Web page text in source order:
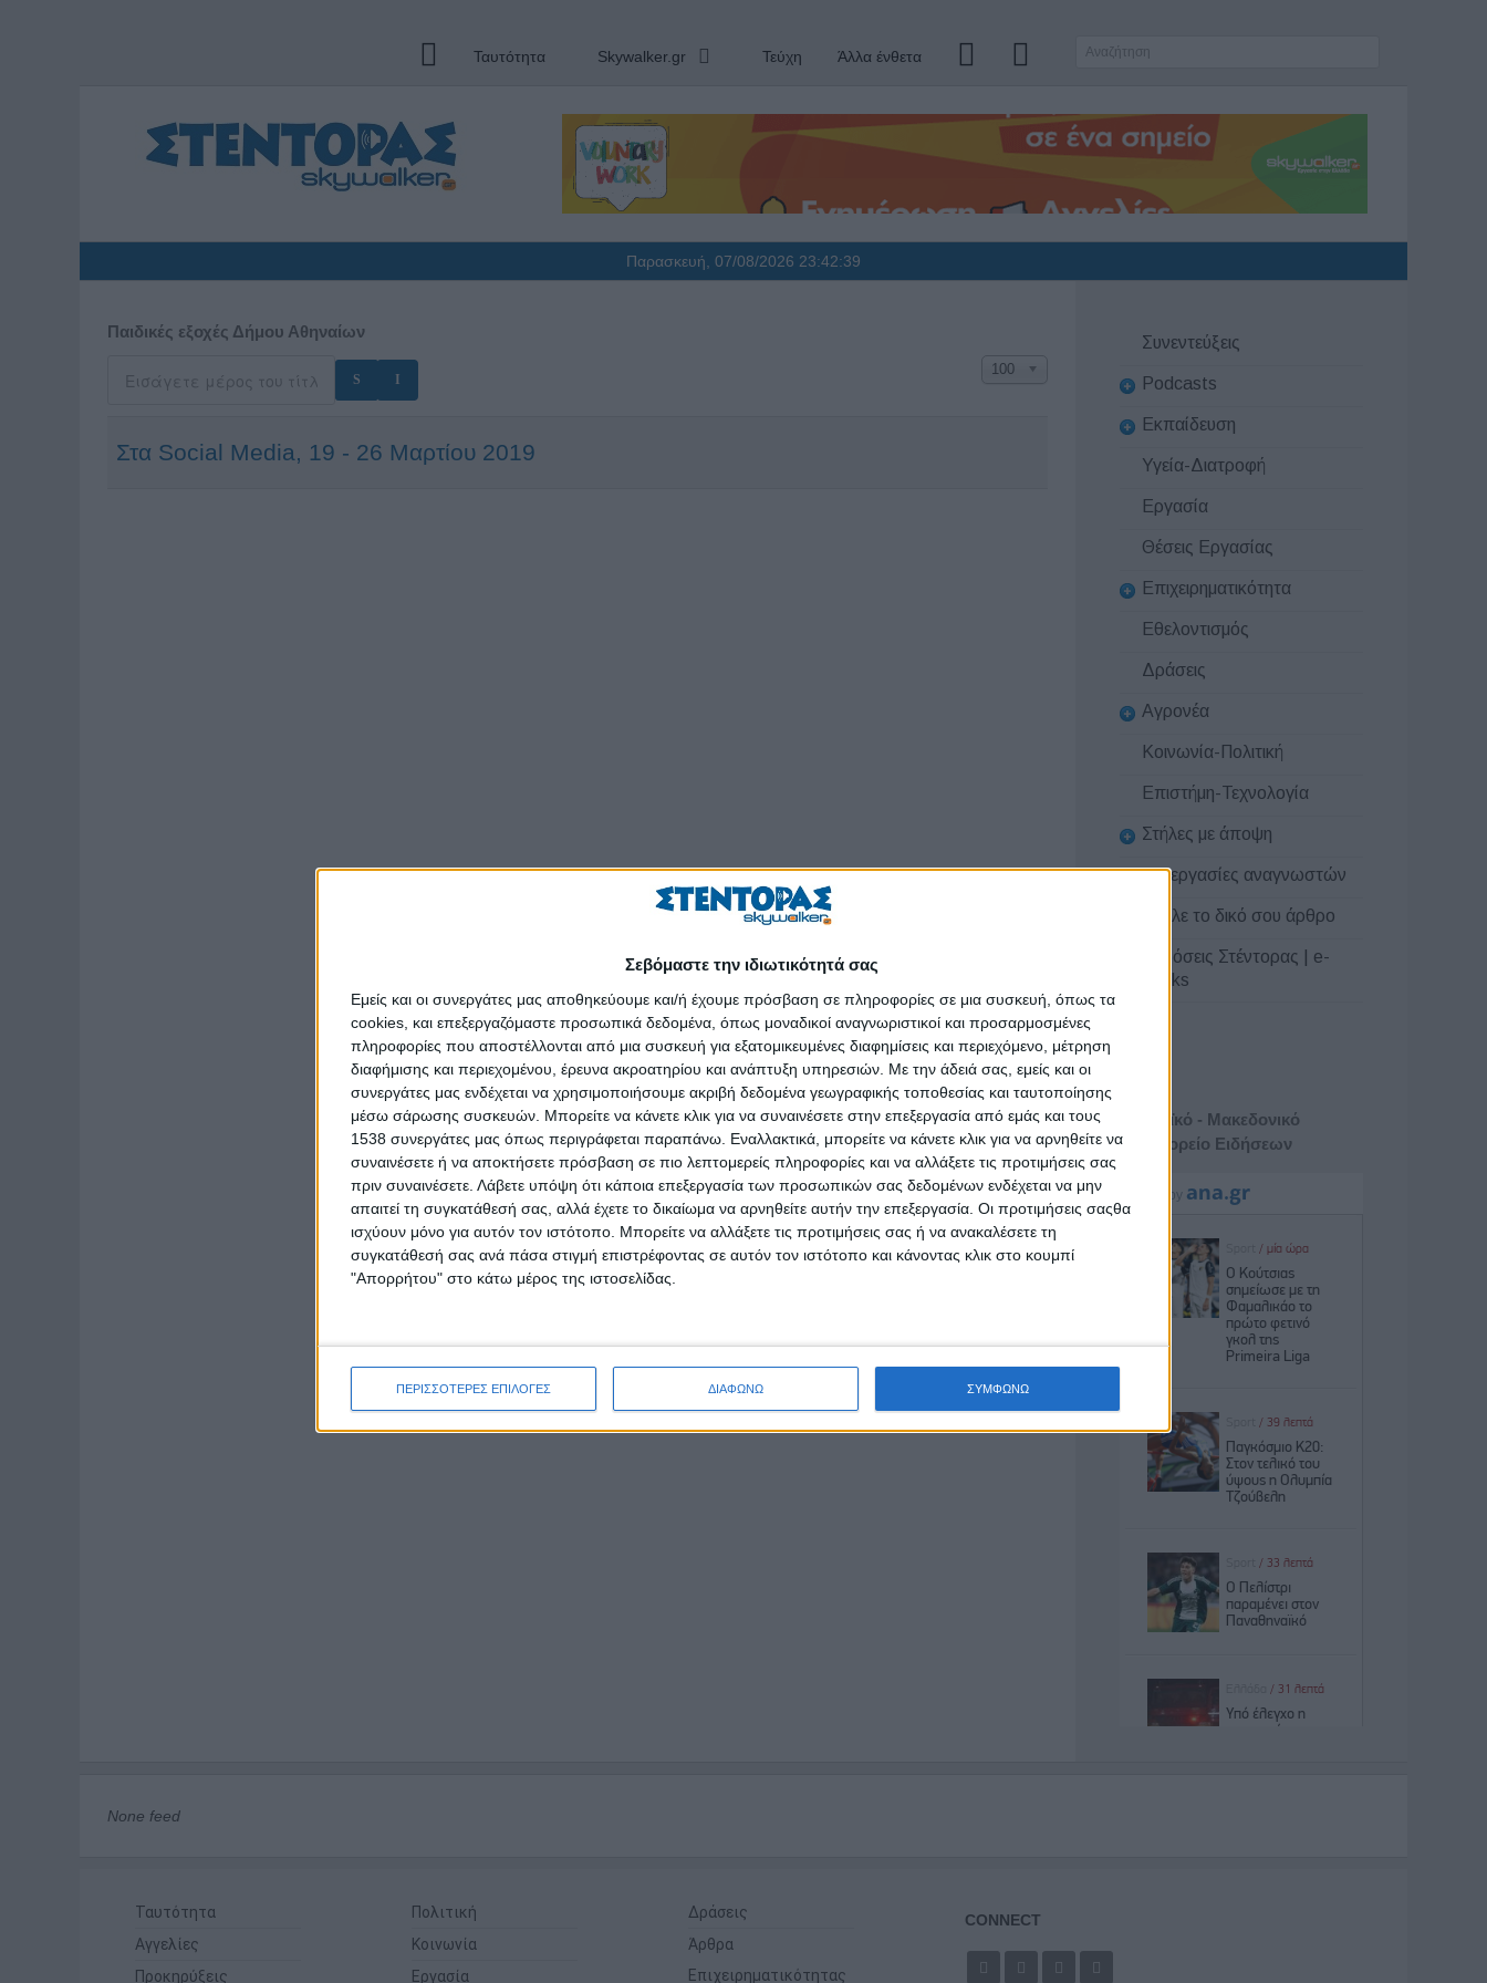
Σεβόμαστε την ιδιωτικότητά σας
Εμείς και οι συνεργάτες μας αποθηκεύουμε και/ή έχουμε πρόσβαση σε πληροφορίες σε μια συσκευή, όπως τα
cookies, και επεξεργαζόμαστε προσωπικά δεδομένα, όπως μοναδικοί αναγνωριστικοί και προσαρμοσμένες
πληροφορίες που αποστέλλονται από μια συσκευή για εξατομικευμένες διαφημίσεις και περιεχόμενο, μέτρηση
διαφήμισης και περιεχομένου, έρευνα ακροατηρίου και ανάπτυξη υπηρεσιών. Με την άδειά σας, εμείς και οι
συνεργάτες μας ενδέχεται να χρησιμοποιήσουμε ακριβή δεδομένα γεωγραφικής τοποθεσίας και ταυτοποίησης
μέσω σάρωσης συσκευών. Μπορείτε να κάνετε κλικ για να συναινέσετε στην επεξεργασία από εμάς και τους
1538 συνεργάτες μας όπως περιγράφεται παραπάνω. Εναλλακτικά, μπορείτε να κάνετε κλικ για να αρνηθείτε να
συναινέσετε ή να αποκτήσετε πρόσβαση σε πιο λεπτομερείς πληροφορίες και να αλλάξετε τις προτιμήσεις σας
πριν συναινέσετε. Λάβετε υπόψη ότι κάποια επεξεργασία των προσωπικών σας δεδομένων ενδέχεται να μην
απαιτεί τη συγκατάθεσή σας, αλλά έχετε το δικαίωμα να αρνηθείτε αυτήν την επεξεργασία. Οι προτιμήσεις σαςθα
ισχύουν μόνο για αυτόν τον ιστότοπο. Μπορείτε να αλλάξετε τις προτιμήσεις σας ή να ανακαλέσετε τη
συγκατάθεσή σας ανά πάσα στιγμή επιστρέφοντας σε αυτόν τον ιστότοπο και κάνοντας κλικ στο κουμπί
"Απορρήτου" στο κάτω μέρος της ιστοσελίδας.
ΠΕΡΙΣΣΟΤΕΡΕΣ ΕΠΙΛΟΓΕΣ ΔΙΑΦΩΝΩ ΣΥΜΦΩΝΩ
Ταυτότητα Skywalker.gr Τεύχη Άλλα ένθετα
Παρασκευή, 07/08/2026 23:42:39
Παιδικές εξοχές Δήμου Αθηναίων
100
Στα Social Media, 19 - 26 Μαρτίου 2019
Συνεντεύξεις
Podcasts
Εκπαίδευση
Υγεία-Διατροφή
Εργασία
Θέσεις Εργασίας
Επιχειρηματικότητα
Εθελοντισμός
Δράσεις
Αγρονέα
Κοινωνία-Πολιτική
Επιστήμη-Τεχνολογία
Στήλες με άποψη
Συνεργασίες αναγνωστών
Στείλε το δικό σου άρθρο
Εκδόσεις Στέντορας | e-
books
Αθηναϊκό - Μακεδονικό
Πρακτορείο Ειδήσεων
None feed
Ταυτότητα
Αγγελίες
Προκηρύξεις
Πολιτική
Κοινωνία
Εργασία
Δράσεις
Άρθρα
Επιχειρηματικότητας
CONNECT